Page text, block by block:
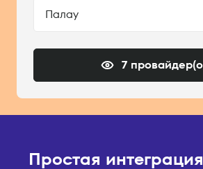
Палау
7
Простая